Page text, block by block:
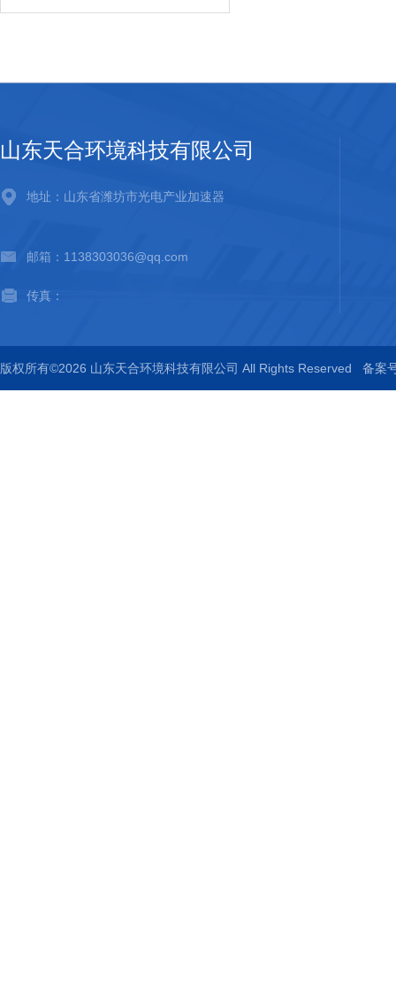
山东天合环境科技有限公司
地址：山东省潍坊市光电产业加速器
邮箱：1138303036@qq.com
传真：
版权所有©2026 山东天合环境科技有限公司 All Rights Reserved 备案